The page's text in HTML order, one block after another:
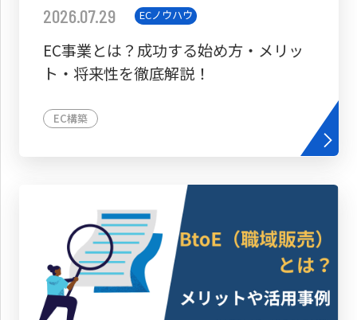
2026.07.29 ECノウハウ
EC事業とは？成功する始め方・メリッ
ト・将来性を徹底解説！
EC構築